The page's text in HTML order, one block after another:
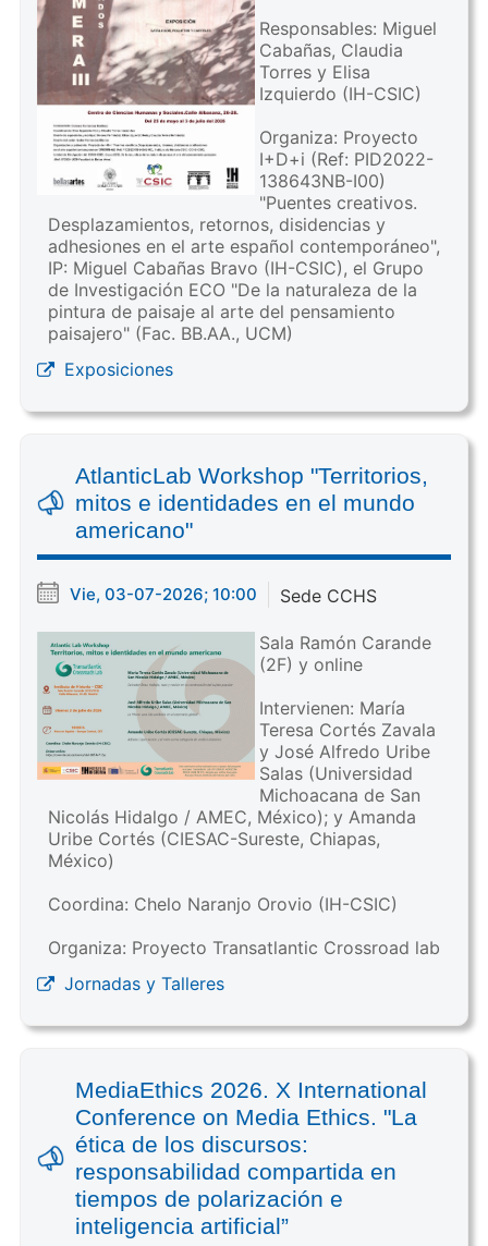
Responsables: Miguel
Cabañas, Claudia
Torres y Elisa
Izquierdo (IH-CSIC)
Organiza: Proyecto
I+D+i (Ref: PID2022-
138643NB-I00)
"Puentes creativos.
Desplazamientos, retornos, disidencias y
adhesiones en el arte español contemporáneo",
IP: Miguel Cabañas Bravo (IH-CSIC), el Grupo
de Investigación ECO "De la naturaleza de la
pintura de paisaje al arte del pensamiento
paisajero" (Fac. BB.AA., UCM)
Exposiciones
AtlanticLab Workshop "Territorios,
mitos e identidades en el mundo
americano"
Vie, 03-07-2026; 10:00 Sede CCHS
Sala Ramón Carande
(2F) y online
Intervienen: María
Teresa Cortés Zavala
y José Alfredo Uribe
Salas (Universidad
Michoacana de San
Nicolás Hidalgo / AMEC, México); y Amanda
Uribe Cortés (CIESAC-Sureste, Chiapas,
México)
Coordina: Chelo Naranjo Orovio (IH-CSIC)
Organiza: Proyecto Transatlantic Crossroad lab
Jornadas y Talleres
MediaEthics 2026. X International
Conference on Media Ethics. "La
ética de los discursos:
responsabilidad compartida en
tiempos de polarización e
inteligencia artificial”